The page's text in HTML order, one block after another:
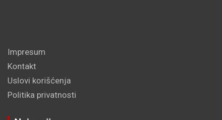
Impresum
Kontakt
Uslovi korišćenja
Politika privatnosti